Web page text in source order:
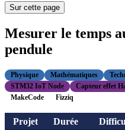
Sur cette page
Mesurer le temps
pendule
Physique Mathématiques
STM32 IoT Node
Capteur effet
MakeCode
Fizziq
Projet Durée